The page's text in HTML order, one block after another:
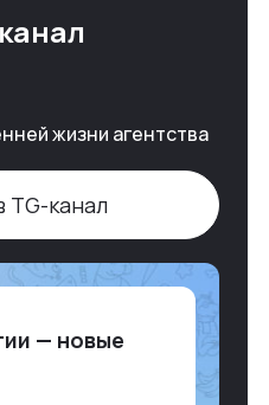
жизни агентства
TG-канал
— новые